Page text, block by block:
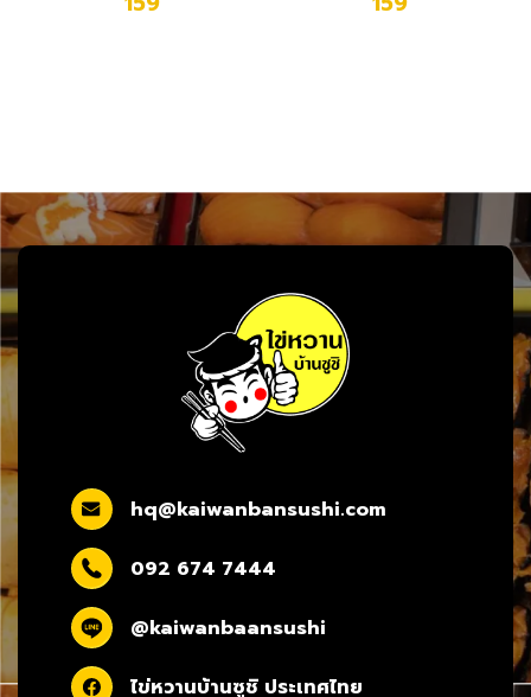
hq@kaiwanbansushi.com
092 674 7444
@kaiwanbaansushi
ไข่หวานบ้านซูชิ ประเทศไทย